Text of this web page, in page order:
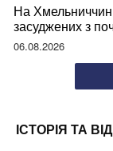
На
засуджених з
06.08.2026
ІСТОРІЯ ТА